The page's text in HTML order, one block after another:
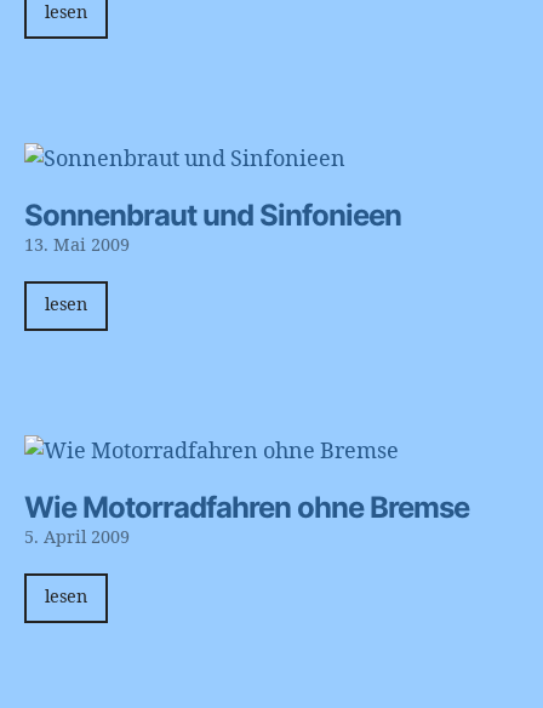
lesen
Sonnenbraut und Sinfonieen
13. Mai 2009
lesen
Wie Motorradfahren ohne Bremse
5. April 2009
lesen